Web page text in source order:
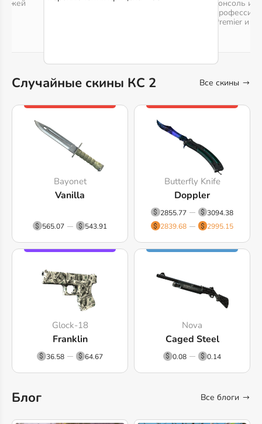
консоль и
Premier и
Случайные скины КС 2 Все скины
Bayonet
Vanilla
565.07 543.91
Butterfly Knife
Doppler
2855.77
3094.38
2839.68
2995.15
Glock-18
Franklin
36.58 64.67
Nova
Caged Steel
0.08 0.14
Блог Все блоги